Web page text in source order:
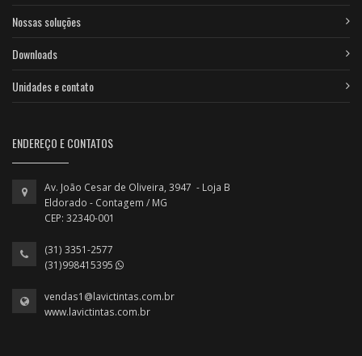
Nossas soluções
Downloads
Unidades e contato
ENDEREÇO E CONTATOS
Av. João Cesar de Oliveira, 3947 - Loja B
Eldorado - Contagem / MG
CEP: 32340-001
(31) 3351-2577
(31)998415395
vendas1@lavictintas.com.br
www.lavictintas.com.br